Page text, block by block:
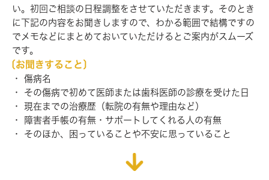
い。初回ご相談の日程調整をさせていただきます。そのとき
に下記の内容をお聞き しますので、わかる範囲で結構ですの
でメモなどにまとめておいていた だけるとご案内がスムーズ
です。
〔お聞きすること〕
傷病名
その傷病で初めて医師または歯科医師の診療を受けた日
現在までの治療歴（転院の有無や理由など）
障害者手帳の有無・サポートしてくれる人の有無
そのほか、困っていることや不安に思っていること